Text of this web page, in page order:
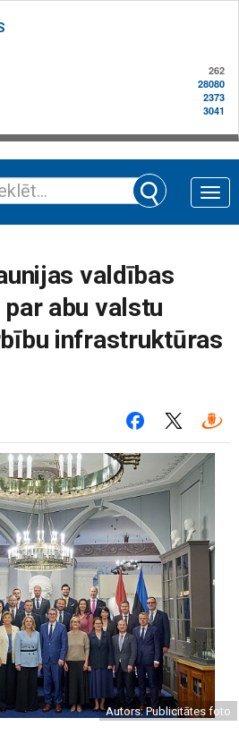
262
28080
2373
3041
Toggle
valdības
abu valstu
infrastruktūras
Autors: Publicitātes foto